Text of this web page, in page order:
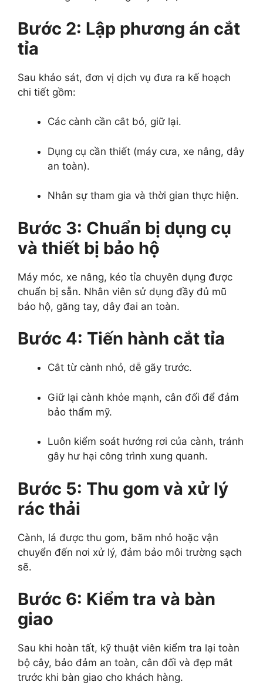
Bước 2: Lập phương án cắt
tỉa
Sau khảo sát, đơn vị dịch vụ đưa ra kế hoạch
chi tiết gồm:
Các cành cần cắt bỏ, giữ lại.
Dụng cụ cần thiết (máy cưa, xe nâng, dây
an toàn).
Nhân sự tham gia và thời gian thực hiện.
Bước 3: Chuẩn bị dụng cụ
và thiết bị bảo hộ
Máy móc, xe nâng, kéo tỉa chuyên dụng được
chuẩn bị sẵn. Nhân viên sử dụng đầy đủ mũ
bảo hộ, găng tay, dây đai an toàn.
Bước 4: Tiến hành cắt tỉa
Cắt từ cành nhỏ, dễ gãy trước.
Giữ lại cành khỏe mạnh, cân đối để đảm
bảo thẩm mỹ.
Luôn kiểm soát hướng rơi của cành, tránh
gây hư hại công trình xung quanh.
Bước 5: Thu gom và xử lý
rác thải
Cành, lá được thu gom, băm nhỏ hoặc vận
chuyển đến nơi xử lý, đảm bảo môi trường sạch
sẽ.
Bước 6: Kiểm tra và bàn
giao
Sau khi hoàn tất, kỹ thuật viên kiểm tra lại toàn
bộ cây, bảo đảm an toàn, cân đối và đẹp mắt
trước khi bàn giao cho khách hàng.